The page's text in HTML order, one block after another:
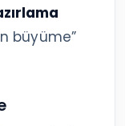
büyüme”